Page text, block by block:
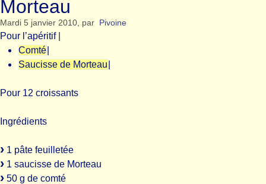
Morteau
Mardi 5 janvier 2010, par Pivoine
Pour l’apéritif|
Comté
Saucisse de Morteau
Pour 12 croissants
Ingrédients
1 pâte feuilletée
1 saucisse de Morteau
50 g de comté